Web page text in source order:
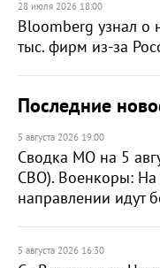
28 июля 2026 18:00
Bloomberg узнал о
тыс. фирм из-за
Последние
5 августа 2026 19:00
Сводка МО на 5
СВО). Военкоры: На
направлении идут
5 августа 2026 16:30